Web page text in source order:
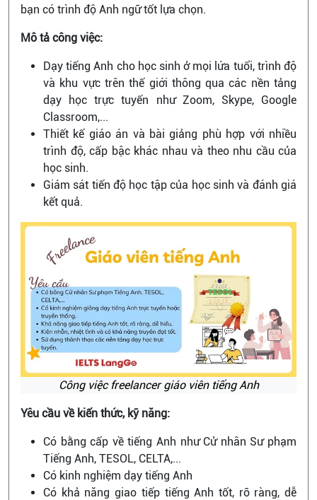
bạn có trình độ Anh ngữ tốt lựa chọn.
Mô tả công việc:
Dạy tiếng Anh cho học sinh ở mọi lứa tuổi, trình độ
và khu vực trên thế giới thông qua các nền tảng
dạy học trực tuyến như Zoom, Skype, Google
Classroom,...
Thiết kế giáo án và bài giảng phù hợp với nhiều
trình độ, cấp bậc khác nhau và theo nhu cầu của
học sinh.
Giám sát tiến độ học tập của học sinh và đánh giá
kết quả.
Công việc freelancer giáo viên tiếng Anh
Yêu cầu về kiến thức, kỹ năng:
Có bằng cấp về tiếng Anh như Cử nhân Sư phạm
Tiếng Anh, TESOL, CELTA,...
Có kinh nghiệm dạy tiếng Anh
Có khả năng giao tiếp tiếng Anh tốt, rõ ràng, dễ